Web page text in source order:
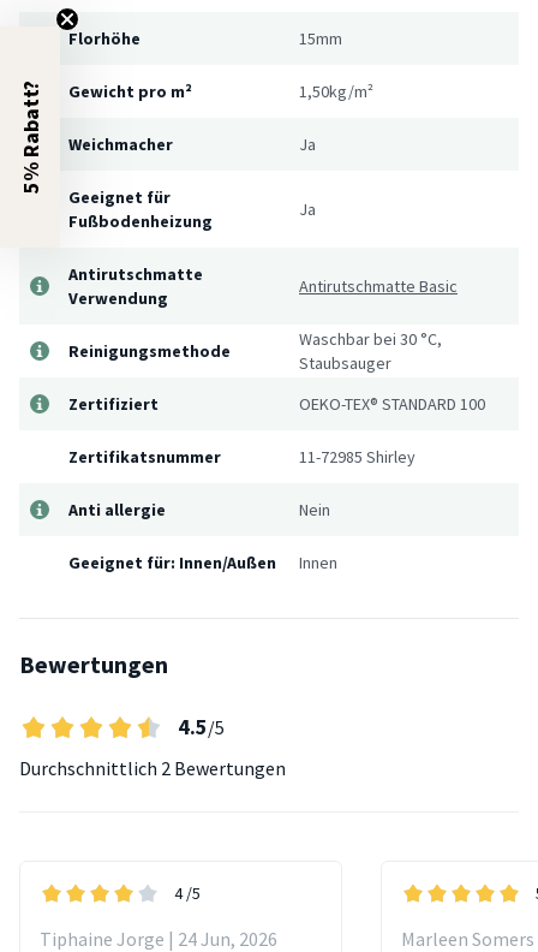
Florhöhe 15mm
Gewicht pro m² 1,50kg/m²
Weichmacher Ja
Geeignet für
Fußbodenheizung
Ja
Antirutschmatte
Verwendung
Antirutschmatte Basic
Reinigungsmethode
Waschbar bei 30 °C,
Staubsauger
Zertifiziert
OEKO-TEX® STANDARD 100
Zertifikatsnummer 11-72985 Shirley
Anti allergie Nein
Geeignet für: Innen/Außen Innen
Bewertungen
4.5/5
Durchschnittlich 2 Bewertungen
4 /5
Tiphaine Jorge | 24 Jun, 2026 Marleen Somers
5% Rabatt?